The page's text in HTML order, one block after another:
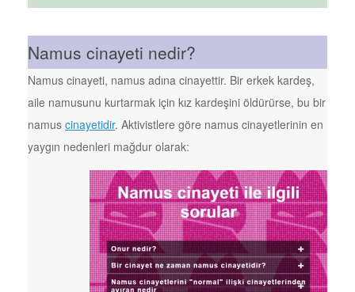
Namus cinayeti nedir?
Namus cinayeti, namus adına cinayettir. Bir erkek kardeş,
aile namusunu kurtarmak için kız kardeşini öldürürse, bu bir
namus cinayetidir. Aktivistlere göre namus cinayetlerinin en
yaygın nedenleri mağdur olarak: